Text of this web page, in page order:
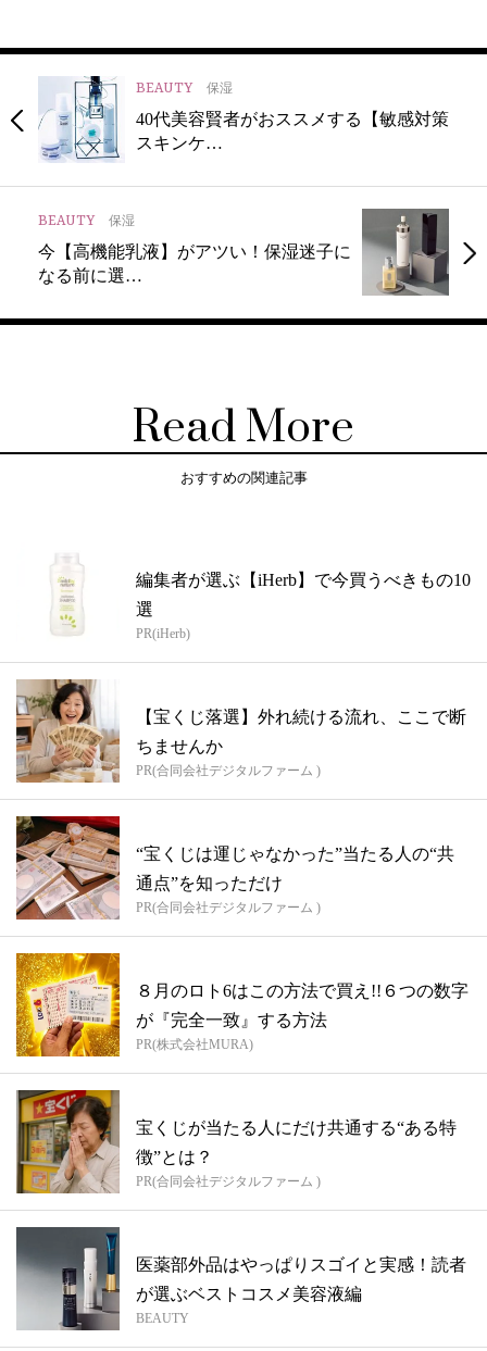
BEAUTY 保湿
40代美容賢者がおススメする【敏感対策
スキンケ…
BEAUTY 保湿
今【高機能乳液】がアツい！保湿迷子に
なる前に選…
Read More
おすすめの関連記事
編集者が選ぶ【iHerb】で今買うべきもの10
選
PR(iHerb)
【宝くじ落選】外れ続ける流れ、ここで断
ちませんか
PR(合同会社デジタルファーム )
“宝くじは運じゃなかった”当たる人の“共
通点”を知っただけ
PR(合同会社デジタルファーム )
８月のロト6はこの方法で買え!!６つの数字
が『完全一致』する方法
PR(株式会社MURA)
宝くじが当たる人にだけ共通する“ある特
徴”とは？
PR(合同会社デジタルファーム )
医薬部外品はやっぱりスゴイと実感！読者
が選ぶベストコスメ美容液編
BEAUTY